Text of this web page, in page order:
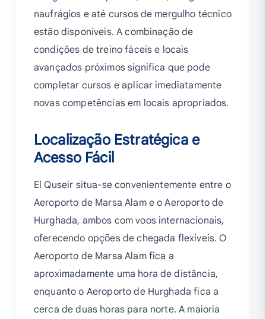
naufrágios e até cursos de mergulho técnico
estão disponíveis. A combinação de
condições de treino fáceis e locais
avançados próximos significa que pode
completar cursos e aplicar imediatamente
novas competências em locais apropriados.
Localização Estratégica e
Acesso Fácil
El Quseir situa-se convenientemente entre o
Aeroporto de Marsa Alam e o Aeroporto de
Hurghada, ambos com voos internacionais,
oferecendo opções de chegada flexíveis. O
Aeroporto de Marsa Alam fica a
aproximadamente uma hora de distância,
enquanto o Aeroporto de Hurghada fica a
cerca de duas horas para norte. A maioria